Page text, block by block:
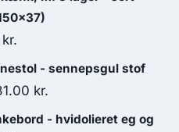
kr.
- sennepsgul stof
kr.
- hvidolieret eg og